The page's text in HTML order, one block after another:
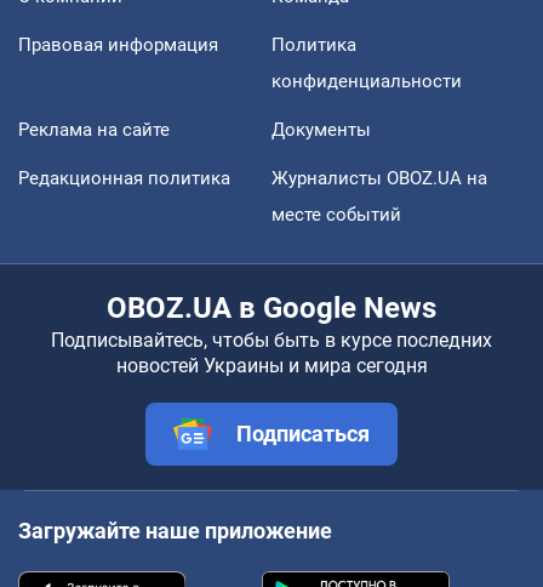
Правовая информация
Политика
конфиденциальности
Реклама на сайте Документы
Редакционная политика
Журналисты OBOZ.UA на
месте событий
OBOZ.UA в Google News
Подписывайтесь, чтобы быть в курсе последних
новостей Украины и мира сегодня
Подписаться
Загружайте наше приложение